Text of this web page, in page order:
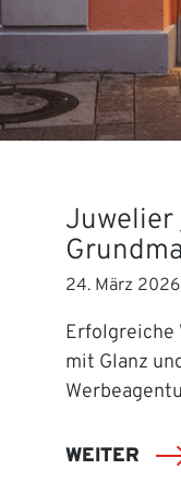
Juwelier
24. März 2026
Erfolgreiche
mit Glanz
WEITER